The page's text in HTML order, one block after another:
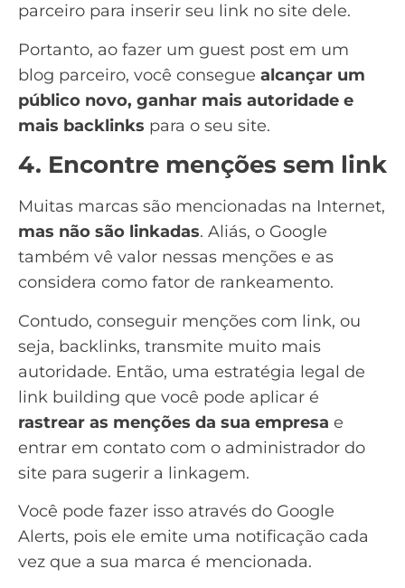
parceiro para inserir seu link no site dele.
Portanto, ao fazer um guest post em um
blog parceiro, você consegue alcançar um
público novo, ganhar mais autoridade e
mais backlinks para o seu site.
4. Encontre menções sem link
Muitas marcas são mencionadas na Internet,
mas não são linkadas. Aliás, o Google
também vê valor nessas menções e as
considera como fator de rankeamento.
Contudo, conseguir menções com link, ou
seja, backlinks, transmite muito mais
autoridade. Então, uma estratégia legal de
link building que você pode aplicar é
rastrear as menções da sua empresa e
entrar em contato com o administrador do
site para sugerir a linkagem.
Você pode fazer isso através do Google
Alerts, pois ele emite uma notificação cada
vez que a sua marca é mencionada.